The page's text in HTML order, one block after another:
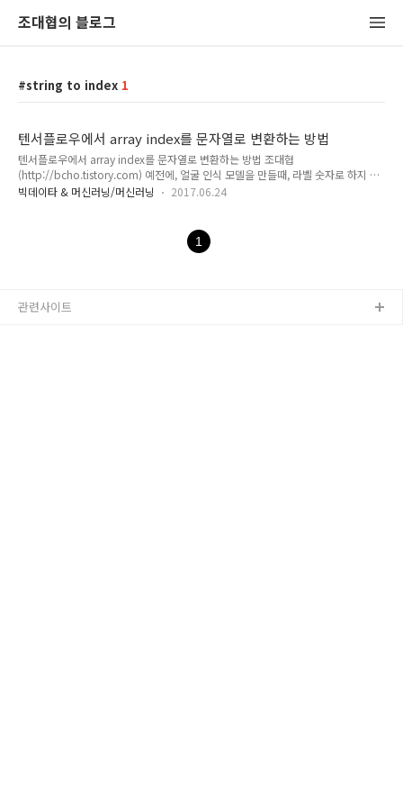
조대협의 블로그
string to index 1
텐서플로우에서 array index를 문자열로 변환하는 방법
텐서플로우에서 array index를 문자열로 변환하는 방법 조대협
(http://bcho.tistory.com) 예전에, 얼굴 인식 모델을 만들때, 라벨 숫자로 하지 않
고 사람 이름 문자열로 했다가 이 문자열의 배열 인덱스를 구하는 것을 구현하지 못
제였는데, 포기하고 있다가 다른 코드를 보던중에, 이 부분을 해결해주는 코드를 찾
아서, 정리해놓는다. tf.contrib.lookup 에 이를 지원하기 위한 함수들이 정의되어
빅데이타 & 머신러닝/머신러닝 2017.06.24
1
관련사이트